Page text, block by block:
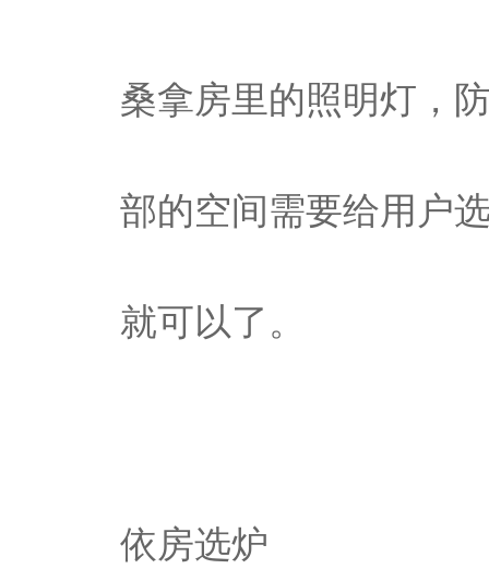
桑拿房里的照明灯，
部的空间需要给用户
就可以了。
依房选炉